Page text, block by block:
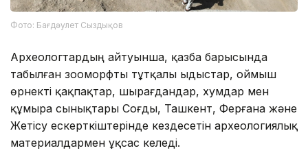
Фото: Бағдәулет Сыздықов
Археологтардың айтуынша, қазба барысында
табылған зооморфты тұтқалы ыдыстар, оймыш
өрнекті қақпақтар, шырағдандар, хумдар мен
құмыра сынықтары Соғды, Ташкент, Ферғана және
Жетісу ескерткіштерінде кездесетін археологиялық
материалдармен ұқсас келеді.